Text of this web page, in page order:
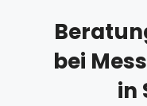
bei
in